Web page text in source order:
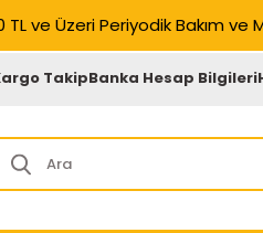
TL ve Üzeri Periyodik Bakım ve
TakipBanka Hesap Bilgileri